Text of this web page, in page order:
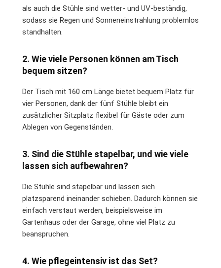
als auch die Stühle sind wetter- und UV-beständig,
sodass sie Regen und Sonneneinstrahlung problemlos
standhalten.
2. Wie viele Personen können am Tisch
bequem sitzen?
Der Tisch mit 160 cm Länge bietet bequem Platz für
vier Personen, dank der fünf Stühle bleibt ein
zusätzlicher Sitzplatz flexibel für Gäste oder zum
Ablegen von Gegenständen.
3. Sind die Stühle stapelbar, und wie viele
lassen sich aufbewahren?
Die Stühle sind stapelbar und lassen sich
platzsparend ineinander schieben. Dadurch können sie
einfach verstaut werden, beispielsweise im
Gartenhaus oder der Garage, ohne viel Platz zu
beanspruchen.
4. Wie pflegeintensiv ist das Set?